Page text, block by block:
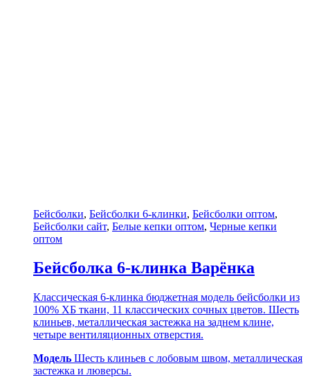
Бейсболки, Бейсболки 6-клинки, Бейсболки оптом,
Бейсболки сайт, Белые кепки оптом, Черные кепки
оптом
Бейсболка 6-клинка Варёнка
Классическая 6-клинка бюджетная модель бейсболки из
100% ХБ ткани, 11 классических сочных цветов. Шесть
клиньев, металлическая застежка на заднем клине,
четыре вентиляционных отверстия.
Модель Шесть клиньев с лобовым швом, металлическая
застежка и люверсы.